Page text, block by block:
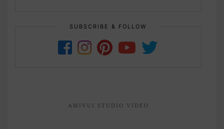
SUBSCRIBE & FOLLOW
AMIVUI STUDIO VIDEO